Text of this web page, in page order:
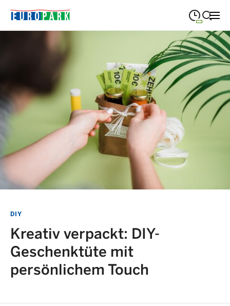
Suche schließen
09:00—19:30
09:00—19:30
Mittwoch
MITTWOCH 09:00—19:30
Donnerstag
09:00 —19:30
Freitag
FREITAG 09:00
Samstag
SAMSTAG
Wegbeschreibung erhalten
DIY
Kreativ verpackt: DIY-
Geschenktüte mit
persönlichem Touch